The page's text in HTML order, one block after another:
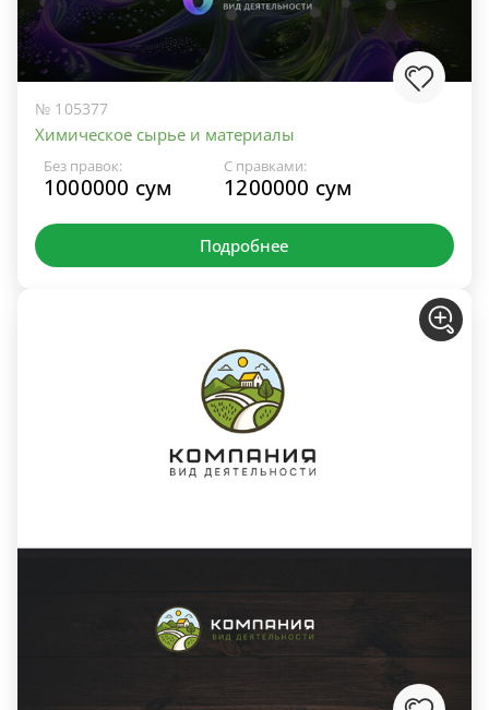
№ 105377
Химическое сырье и материалы
Без правок:
1000000 сум
С правками:
1200000 сум
Подробнее